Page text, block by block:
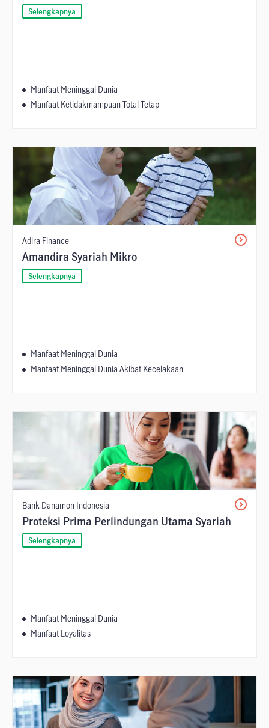
Selengkapnya
Manfaat Meninggal Dunia
Manfaat Ketidakmampuan Total Tetap
Adira Finance
Amandira Syariah Mikro
Selengkapnya
Manfaat Meninggal Dunia
Manfaat Meninggal Dunia Akibat Kecelakaan
Bank Danamon Indonesia
Proteksi Prima Perlindungan Utama Syariah
Selengkapnya
Manfaat Meninggal Dunia
Manfaat Loyalitas